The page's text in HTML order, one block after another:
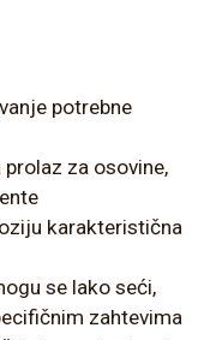
potrebne
za osovine,
karakteristična
se lako seći,
zahtevima